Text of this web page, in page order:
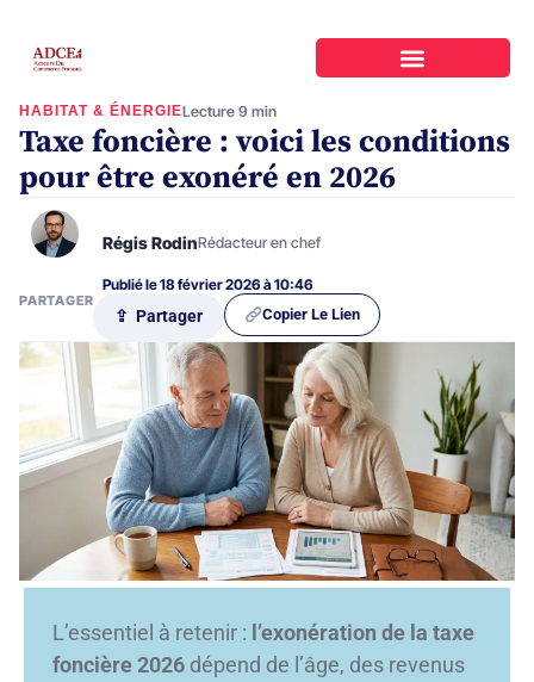
HABITAT & ÉNERGIELecture 9 min
Taxe foncière : voici les conditions
pour être exonéré en 2026
Régis RodinRédacteur en chef
Publié le 18 février 2026 à 10:46
PARTAGER
⇪ Partager Copier Le Lien
L’essentiel à retenir : l’exonération de la taxe
foncière 2026 dépend de l’âge, des revenus